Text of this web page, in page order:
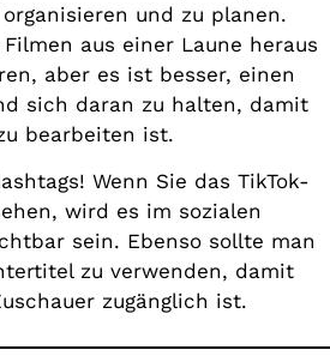
und zu planen.
aus einer Laune heraus
aber es ist besser, einen
sich daran zu halten, damit
bearbeiten ist.
Wenn Sie das TikTok-
wird es im sozialen
sein. Ebenso sollte man
zu verwenden, damit
zugänglich ist.